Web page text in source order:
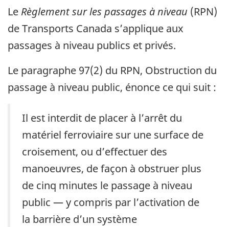
Le Règlement sur les passages à niveau (RPN)
de Transports Canada s’applique aux
passages à niveau publics et privés.
Le paragraphe 97(2) du RPN, Obstruction du
passage à niveau public, énonce ce qui suit :
Il est interdit de placer à l’arrêt du
matériel ferroviaire sur une surface de
croisement, ou d’effectuer des
manoeuvres, de façon à obstruer plus
de cinq minutes le passage à niveau
public — y compris par l’activation de
la barrière d’un système